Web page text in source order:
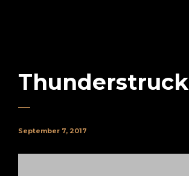
Thunderstruck
September 7, 2017